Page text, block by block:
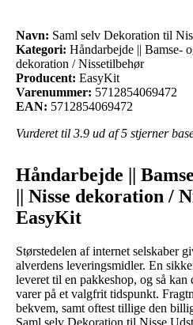
Navn: Saml selv Dekoration til
Kategori: Håndarbejde || Bamse-
dekoration / Nissetilbehør
Producent: EasyKit
Varenummer: 5712854069472
EAN: 5712854069472
Vurderet til 3.9 ud af 5 stjerner
Håndarbejde ||
|| Nisse dekoration /
EasyKit
Størstedelen af internet selskaber
alverdens leveringsmidler. En
leveret til en pakkeshop, og så
varer på et valgfrit tidspunkt.
bekvem, samt oftest tillige den
Saml selv Dekoration til Nisse